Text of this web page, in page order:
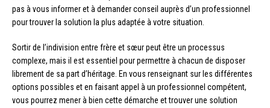
pas à vous informer et à demander conseil auprès d’un professionnel
pour trouver la solution la plus adaptée à votre situation.
Sortir de l’indivision entre frère et sœur peut être un processus
complexe, mais il est essentiel pour permettre à chacun de disposer
librement de sa part d’héritage. En vous renseignant sur les différentes
options possibles et en faisant appel à un professionnel compétent,
vous pourrez mener à bien cette démarche et trouver une solution